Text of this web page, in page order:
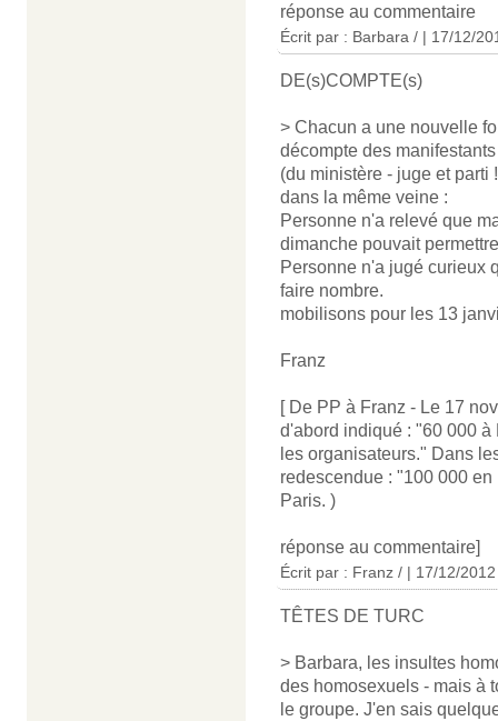
réponse au commentaire
Écrit par : Barbara / | 17/12/
DE(s)COMPTE(s)
> Chacun a une nouvelle
décompte des
(du ministère - juge et parti
dans la même veine :
Personne n'a relevé que
dimanche pouvait
Personne n'a jugé curieux
faire nombre.
mobilisons pour les 13
Franz
[ De PP à Franz - Le 17
d'abord indiqué : "60 000
les organisateurs." Dans
redescendue : "100 000
Paris. )
réponse au commentaire]
Écrit par : Franz / | 17/12/2012
TÊTES DE TURC
> Barbara, les insultes
des homosexuels - mais à
le groupe. J'en sais